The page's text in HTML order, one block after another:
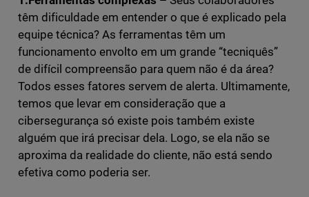
têm dificuldade em entender o que é explicado pela
equipe técnica? As ferramentas têm um
funcionamento envolto em um grande “tecniquês”
de difícil compreensão para quem não é da área?
Todos esses fatores servem de alerta. Ultimamente,
temos que levar em consideração que a
cibersegurança só existe pois também existe
alguém que irá precisar dela. Logo, se ela não se
aproxima da realidade do cliente, não está sendo
efetiva como poderia ser.